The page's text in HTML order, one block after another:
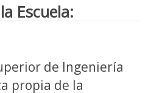
Escuela:
de Ingeniería
propia de la